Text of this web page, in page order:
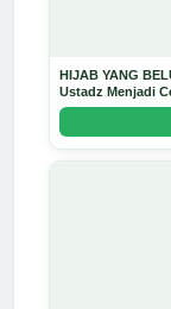
HIJAB YANG
Ustadz Menjadi